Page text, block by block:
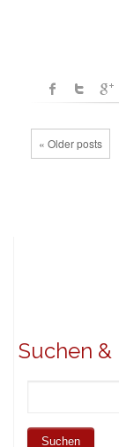
« Older posts
Suchen &